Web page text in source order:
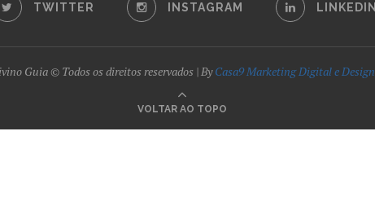
TWITTER INSTAGRAM LINKEDIN
Guia © Todos os direitos reservados | ByCasa9 Marketing Digital e Design
VOLTAR AO TOPO